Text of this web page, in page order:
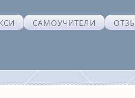
САМОУЧИТЕЛИ